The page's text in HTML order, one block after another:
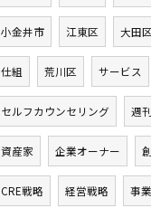
小金井市 江東区 大田区
仕組 荒川区 サービス
セルフカウンセリング 週
資産家 企業オーナー
CRE戦略 経営戦略 事